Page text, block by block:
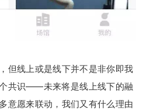
但线上或是线下并不是非你即我
共识——未来将是线上线下的融
意愿来联动，我们又有什么理由